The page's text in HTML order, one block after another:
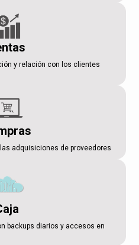
y relación con los clientes
adquisiciones de proveedores
backups diarios y accesos en